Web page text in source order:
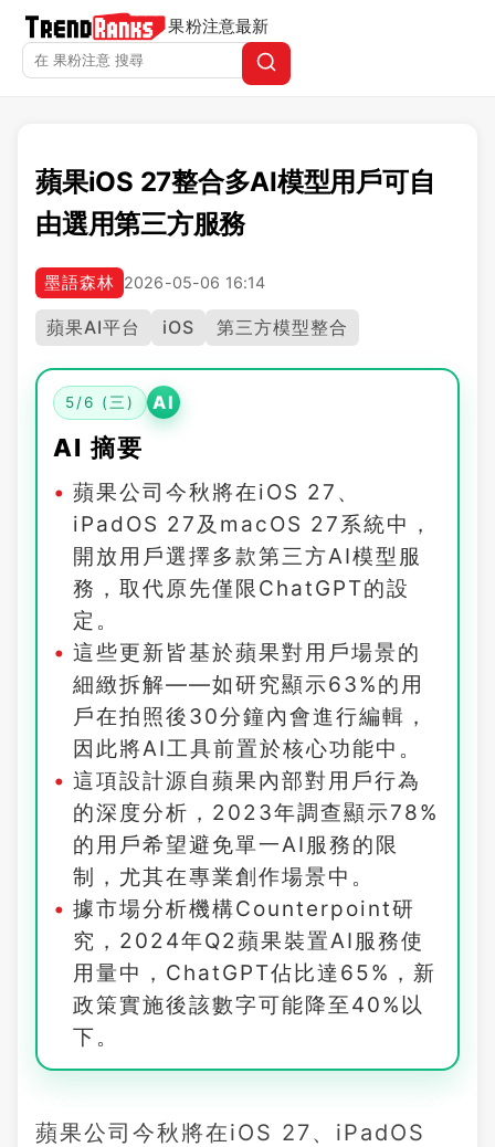
果粉注意最新
蘋果iOS 27整合多AI模型用戶可自
由選用第三方服務
墨語森林 2026-05-06 16:14
蘋果AI平台 iOS 第三方模型整合
5/6 (三) AI
AI 摘要
蘋果公司今秋將在iOS 27、
iPadOS 27及macOS 27系統中，
開放用戶選擇多款第三方AI模型服
務，取代原先僅限ChatGPT的設
定。
這些更新皆基於蘋果對用戶場景的
細緻拆解——如研究顯示63%的用
戶在拍照後30分鐘內會進行編輯，
因此將AI工具前置於核心功能中。
這項設計源自蘋果內部對用戶行為
的深度分析，2023年調查顯示78%
的用戶希望避免單一AI服務的限
制，尤其在專業創作場景中。
據市場分析機構Counterpoint研
究，2024年Q2蘋果裝置AI服務使
用量中，ChatGPT佔比達65%，新
政策實施後該數字可能降至40%以
下。
蘋果公司今秋將在iOS 27、iPadOS